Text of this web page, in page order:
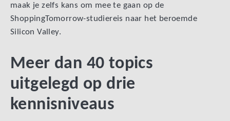
maak je zelfs kans om mee te gaan op de
ShoppingTomorrow-studiereis naar het beroemde
Silicon Valley.
Meer dan 40 topics
uitgelegd op drie
kennisniveaus